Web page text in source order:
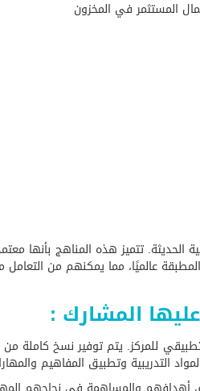
المستثمر في المخزون
تتميز هذه المناهج بأنها
عالميًا، مما يمكنهم من
للمركز. يتم توفير نسخ كاملة من
التدريبية وتطبيق المفاهيم